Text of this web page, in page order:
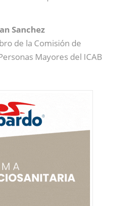
Sanchez
de la Comisión de
Mayores del ICAB